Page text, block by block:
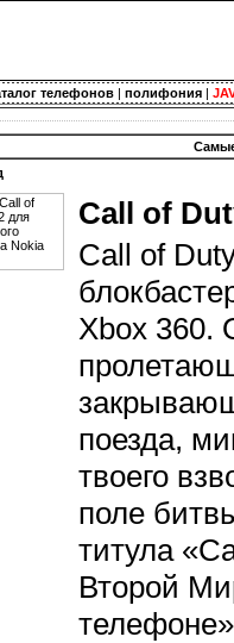
телефонов |полифония |
Call of
Call of
Xbox 360.
поезда,
твоего
поле
титула
Второй